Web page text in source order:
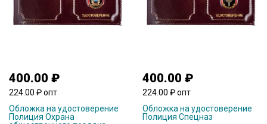
400.00 ₽
224.00 ₽ опт
Обложка на удостоверение
Полиция Охрана
400.00 ₽
224.00 ₽ опт
Обложка на удостоверение
Полиция Спецназ